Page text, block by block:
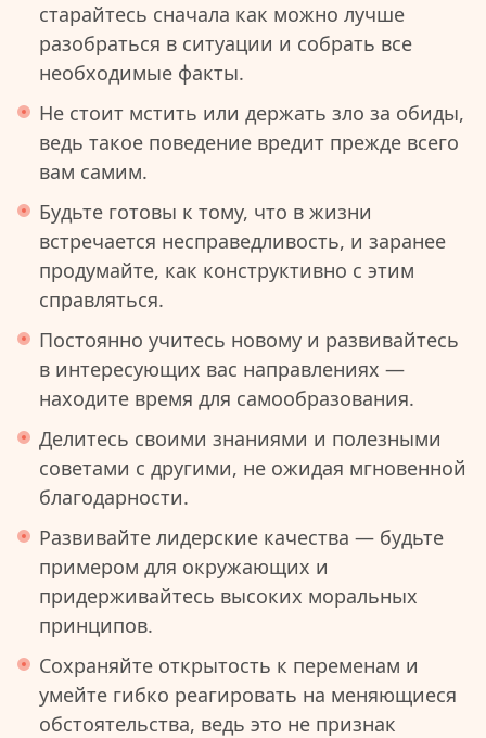
старайтесь сначала как можно лучше
разобраться в ситуации и собрать все
необходимые факты.
Не стоит мстить или держать зло за обиды,
ведь такое поведение вредит прежде всего
вам самим.
Будьте готовы к тому, что в жизни
встречается несправедливость, и заранее
продумайте, как конструктивно с этим
справляться.
Постоянно учитесь новому и развивайтесь
в интересующих вас направлениях —
находите время для самообразования.
Делитесь своими знаниями и полезными
советами с другими, не ожидая мгновенной
благодарности.
Развивайте лидерские качества — будьте
примером для окружающих и
придерживайтесь высоких моральных
принципов.
Сохраняйте открытость к переменам и
умейте гибко реагировать на меняющиеся
обстоятельства, ведь это не признак